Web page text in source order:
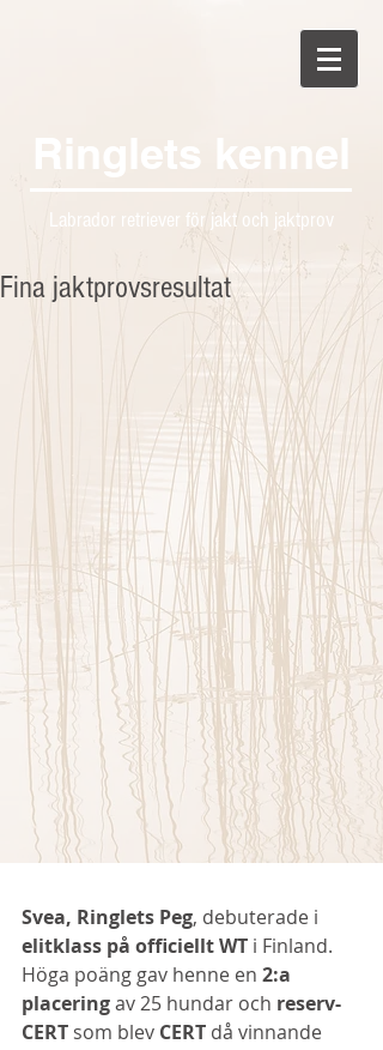
Ringlets kennel
Labrador retriever för jakt och jaktprov
Fina jaktprovsresultat
Svea, Ringlets Peg, debuterade i
elitklass på officiellt WT i Finland.
Höga poäng gav henne en 2:a
placering av 25 hundar och reserv-
CERT som blev CERT då vinnande